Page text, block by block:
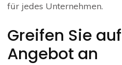
für jedes Unternehmen.
Greifen Sie
Angebot an